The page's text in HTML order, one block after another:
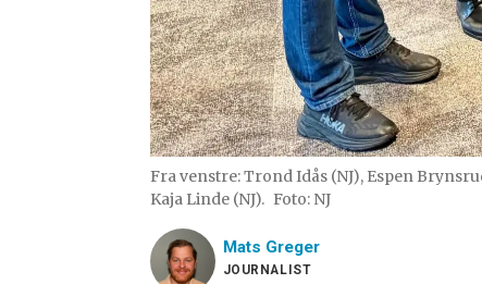
Fra venstre: Trond Idås (NJ), Espen
Kaja Linde (NJ). Foto: NJ
Mats Greger
JOURNALIST